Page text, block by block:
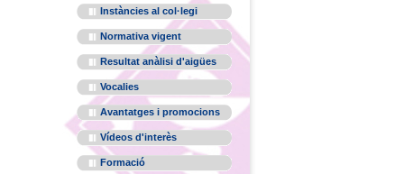
Instàncies al col·legi
Normativa vigent
Resultat anàlisi d'aigües
Vocalies
Avantatges i promocions
Vídeos d'interès
Formació